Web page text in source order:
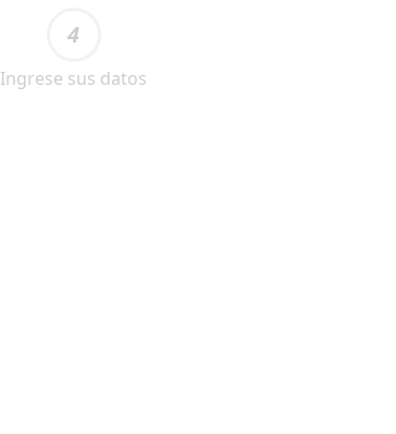
4
Ingrese sus datos